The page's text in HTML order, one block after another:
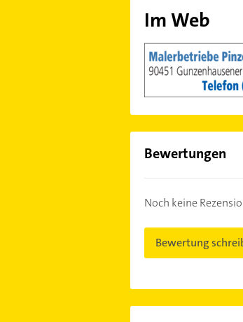
Im Web
Bewertungen
Noch keine
Bewertung